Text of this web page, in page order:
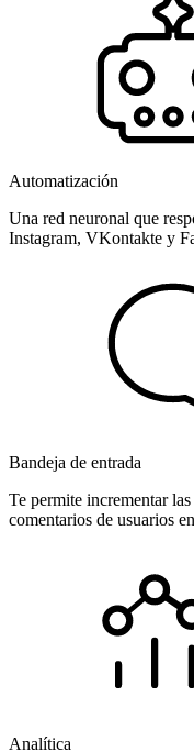
Automatización
Una red neuronal que
Instagram, VKontakte y
Bandeja de entrada
Te permite incrementar
comentarios de usuarios
Analítica